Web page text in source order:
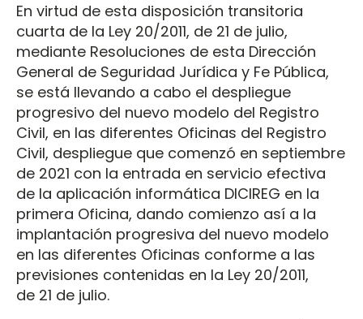
En virtud de esta disposición transitoria
cuarta de la Ley 20/2011, de 21 de julio,
mediante Resoluciones de esta Dirección
General de Seguridad Jurídica y Fe Pública,
se está llevando a cabo el despliegue
progresivo del nuevo modelo del Registro
Civil, en las diferentes Oficinas del Registro
Civil, despliegue que comenzó en septiembre
de 2021 con la entrada en servicio efectiva
de la aplicación informática DICIREG en la
primera Oficina, dando comienzo así a la
implantación progresiva del nuevo modelo
en las diferentes Oficinas conforme a las
previsiones contenidas en la Ley 20/2011,
de 21 de julio.